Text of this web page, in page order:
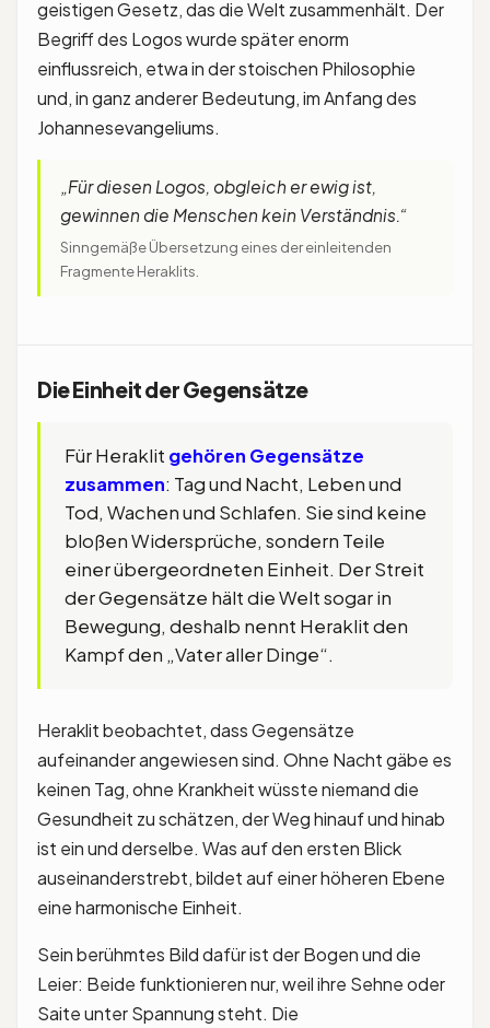
geistigen Gesetz, das die Welt zusammenhält. Der
Begriff des Logos wurde später enorm
einflussreich, etwa in der stoischen Philosophie
und, in ganz anderer Bedeutung, im Anfang des
Johannesevangeliums.
„Für diesen Logos, obgleich er ewig ist,
gewinnen die Menschen kein Verständnis.“
Sinngemäße Übersetzung eines der einleitenden
Fragmente Heraklits.
Die Einheit der Gegensätze
Für Heraklit gehören Gegensätze
zusammen: Tag und Nacht, Leben und
Tod, Wachen und Schlafen. Sie sind keine
bloßen Widersprüche, sondern Teile
einer übergeordneten Einheit. Der Streit
der Gegensätze hält die Welt sogar in
Bewegung, deshalb nennt Heraklit den
Kampf den „Vater aller Dinge“.
Heraklit beobachtet, dass Gegensätze
aufeinander angewiesen sind. Ohne Nacht gäbe es
keinen Tag, ohne Krankheit wüsste niemand die
Gesundheit zu schätzen, der Weg hinauf und hinab
ist ein und derselbe. Was auf den ersten Blick
auseinanderstrebt, bildet auf einer höheren Ebene
eine harmonische Einheit.
Sein berühmtes Bild dafür ist der Bogen und die
Leier: Beide funktionieren nur, weil ihre Sehne oder
Saite unter Spannung steht. Die